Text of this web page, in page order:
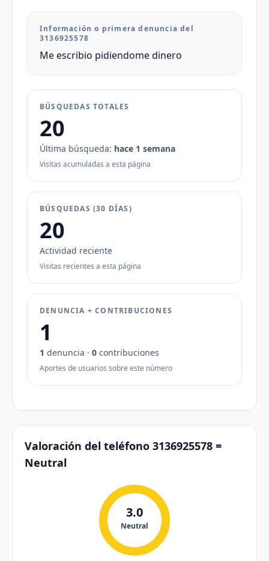
Información o primera denuncia del
3136925578
Me escribio pidiendome dinero
BÚSQUEDAS TOTALES
20
Última búsqueda: hace 1 semana
Visitas acumuladas a esta página
BÚSQUEDAS (30 DÍAS)
20
Actividad reciente
Visitas recientes a esta página
DENUNCIA + CONTRIBUCIONES
1
1 denuncia · 0 contribuciones
Aportes de usuarios sobre este número
Valoración del teléfono 3136925578 =
Neutral
3.0
Neutral